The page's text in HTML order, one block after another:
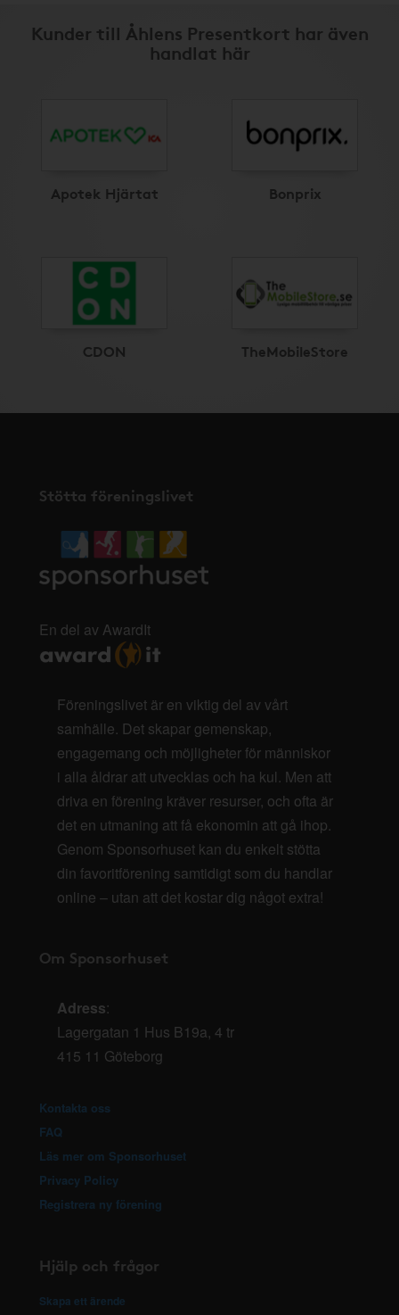
Kunder till Åhlens Presentkort har även
handlat här
Apotek Hjärtat Bonprix
CDON TheMobileStore
Stötta föreningslivet
En del av AwardIt
Föreningslivet är en viktig del av vårt
samhälle. Det skapar gemenskap,
engagemang och möjligheter för människor
i alla åldrar att utvecklas och ha kul. Men att
driva en förening kräver resurser, och ofta är
det en utmaning att få ekonomin att gå ihop.
Genom Sponsorhuset kan du enkelt stötta
din favoritförening samtidigt som du handlar
online – utan att det kostar dig något extra!
Om Sponsorhuset
Adress:
Lagergatan 1 Hus B19a, 4 tr
415 11 Göteborg
Kontakta oss
FAQ
Läs mer om Sponsorhuset
Privacy Policy
Registrera ny förening
Hjälp och frågor
Skapa ett ärende